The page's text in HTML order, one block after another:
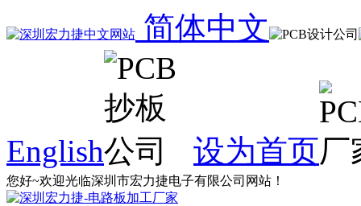
简体中文
English 设为首页
您好~欢迎光临深圳市宏力捷电子有限公司网站！